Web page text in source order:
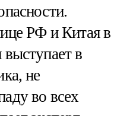
РФ и Китая в
в
не
во всех